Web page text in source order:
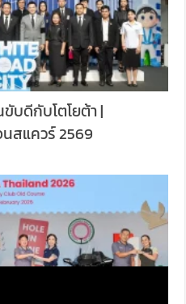
บดีกับโตโยต้า |
สแควร์ 2569